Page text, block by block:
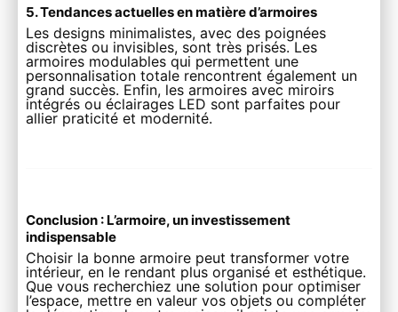
5. Tendances actuelles en matière d’armoires
Les designs minimalistes, avec des poignées
discrètes ou invisibles, sont très prisés. Les
armoires modulables qui permettent une
personnalisation totale rencontrent également un
grand succès. Enfin, les armoires avec miroirs
intégrés ou éclairages LED sont parfaites pour
allier praticité et modernité.
Conclusion : L’armoire, un investissement
indispensable
Choisir la bonne armoire peut transformer votre
intérieur, en le rendant plus organisé et esthétique.
Que vous recherchiez une solution pour optimiser
l’espace, mettre en valeur vos objets ou compléter